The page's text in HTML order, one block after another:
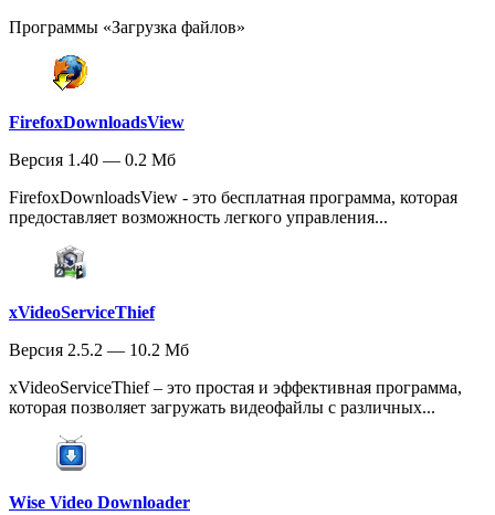
Программы «Загрузка файлов»
FirefoxDownloadsView
Версия 1.40 — 0.2 Мб
FirefoxDownloadsView - это бесплатная программа, которая
предоставляет возможность легкого управления...
xVideoServiceThief
Версия 2.5.2 — 10.2 Мб
xVideoServiceThief – это простая и эффективная программа,
которая позволяет загружать видеофайлы с различных...
Wise Video Downloader